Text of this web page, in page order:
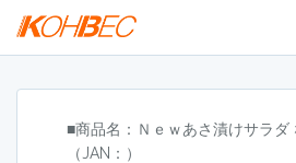
■商品名：Ｎｅｗあさ漬けサラダ
（JAN：）